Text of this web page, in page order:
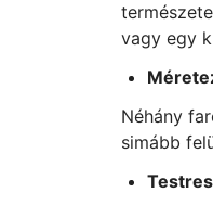
vagy egy
Néhány
simább